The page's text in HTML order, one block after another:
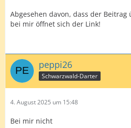
Abgesehen davon, dass der Beitrag
bei mir öffnet sich der Link!
peppi26
Schwarzwald-Darter
4. August 2025 um 15:48
Bei mir nicht